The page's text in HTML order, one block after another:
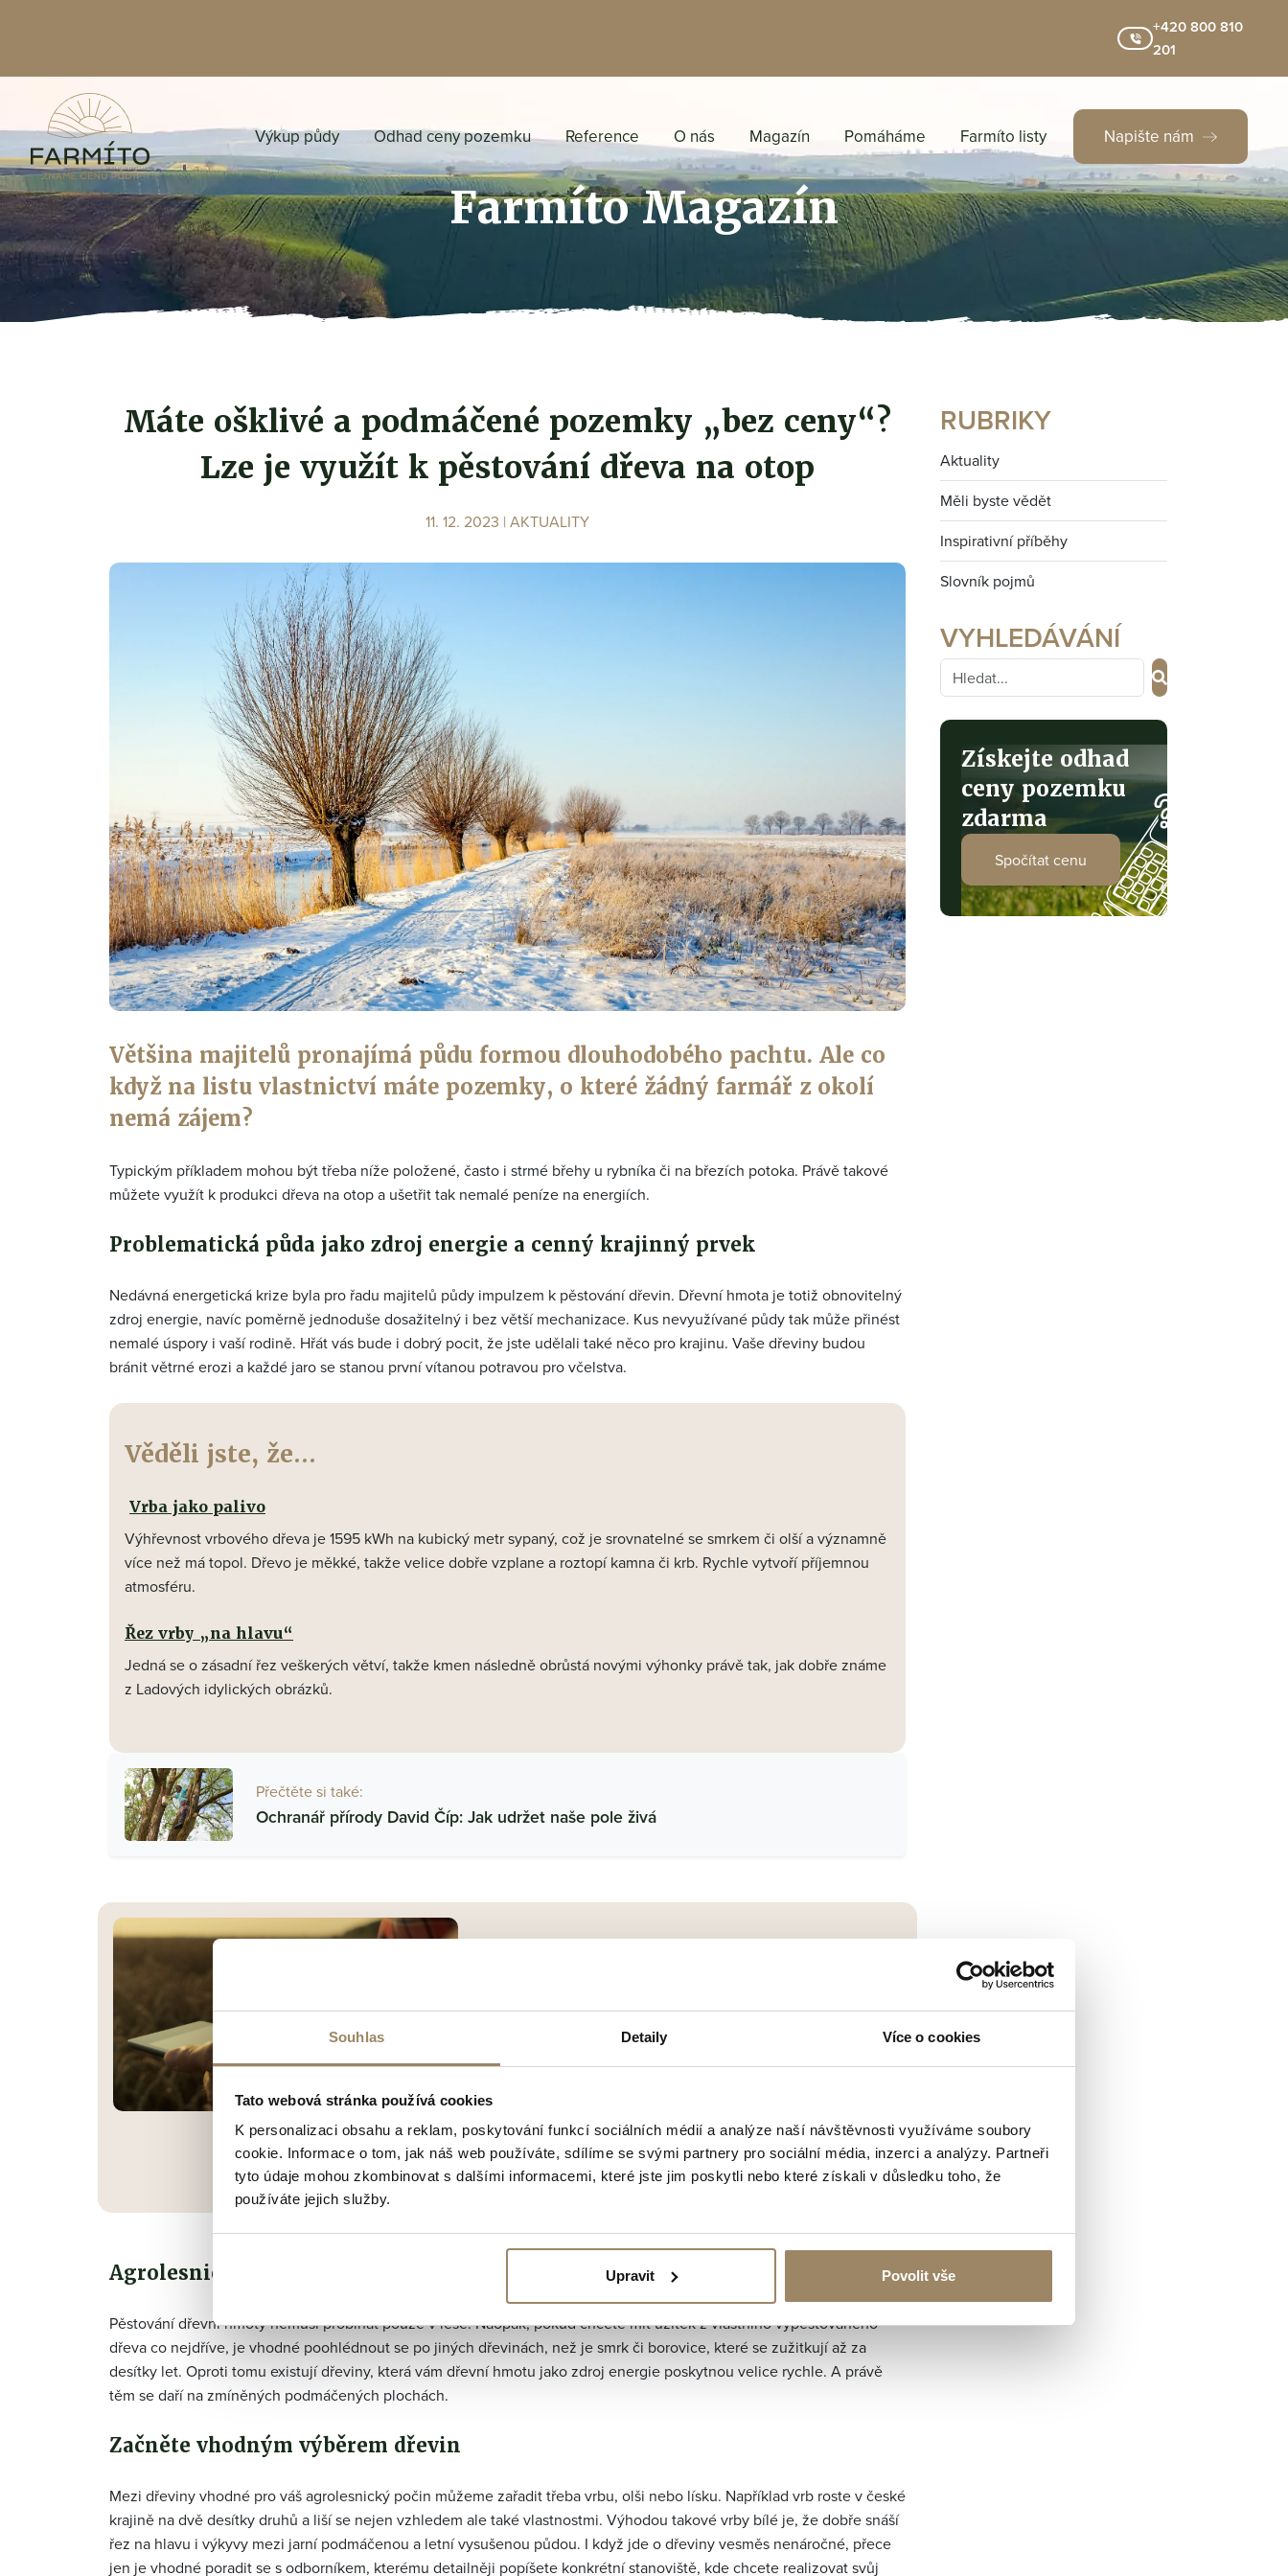
Souhlas Detaily Více o cookies
Tato webová stránka používá cookies
K personalizaci obsahu a reklam, poskytování funkcí sociálních médií a analýze naší návštěvnosti využíváme soubory
cookie. Informace o tom, jak náš web používáte, sdílíme se svými partnery pro sociální média, inzerci a analýzy. Partneři
tyto údaje mohou zkombinovat s dalšími informacemi, které jste jim poskytli nebo které získali v důsledku toho, že
používáte jejich služby.
Upravit Povolit vše
+420 800 810
201
Výkup půdy Odhad ceny pozemku Reference O nás Magazín Pomáháme Farmíto listy Napište nám
Farmíto Magazín
Máte ošklivé a podmáčené pozemky „bez ceny“?
Lze je využít k pěstování dřeva na otop
11. 12. 2023 | AKTUALITY
Většina majitelů pronajímá půdu formou dlouhodobého pachtu. Ale co
když na listu vlastnictví máte pozemky, o které žádný farmář z okolí
nemá zájem?
Typickým příkladem mohou být třeba níže položené, často i strmé břehy u rybníka či na březích potoka. Právě takové
můžete využít k produkci dřeva na otop a ušetřit tak nemalé peníze na energiích.
Problematická půda jako zdroj energie a cenný krajinný prvek
Nedávná energetická krize byla pro řadu majitelů půdy impulzem k pěstování dřevin. Dřevní hmota je totiž obnovitelný
zdroj energie, navíc poměrně jednoduše dosažitelný i bez větší mechanizace. Kus nevyužívané půdy tak může přinést
nemalé úspory i vaší rodině. Hřát vás bude i dobrý pocit, že jste udělali také něco pro krajinu. Vaše dřeviny budou
bránit větrné erozi a každé jaro se stanou první vítanou potravou pro včelstva.
Věděli jste, že...
Vrba jako palivo
Výhřevnost vrbového dřeva je 1595 kWh na kubický metr sypaný, což je srovnatelné se smrkem či olší a významně
více než má topol. Dřevo je měkké, takže velice dobře vzplane a roztopí kamna či krb. Rychle vytvoří příjemnou
atmosféru.
Řez vrby „na hlavu“
Jedná se o zásadní řez veškerých větví, takže kmen následně obrůstá novými výhonky právě tak, jak dobře známe
z Ladových idylických obrázků.
Přečtěte si také:
Ochranář přírody David Číp: Jak udržet naše pole živá
odhad ceny pozemku zdarma
nezávazně.
faktorů. Každý pozemek je unikátní, proto doporučujeme
využít služeb odborníků, a ne obecných kalkulaček.
Agrolesnictví – kouzelné slovíčko současnosti
Pěstování dřevní hmoty nemusí probíhat pouze v lese. Naopak, pokud chcete mít užitek z vlastního vypěstovaného
dřeva co nejdříve, je vhodné poohlédnout se po jiných dřevinách, než je smrk či borovice, které se zužitkují až za
desítky let. Oproti tomu existují dřeviny, která vám dřevní hmotu jako zdroj energie poskytnou velice rychle. A právě
těm se daří na zmíněných podmáčených plochách.
Začněte vhodným výběrem dřevin
Mezi dřeviny vhodné pro váš agrolesnický počin můžeme zařadit třeba vrbu, olši nebo lísku. Například vrb roste v české
krajině na dvě desítky druhů a liší se nejen vzhledem ale také vlastnostmi. Výhodou takové vrby bílé je, že dobře snáší
řez na hlavu i výkyvy mezi jarní podmáčenou a letní vysušenou půdou. I když jde o dřeviny vesměs nenáročné, přece
jen je vhodné poradit se s odborníkem, kterému detailněji popíšete konkrétní stanoviště, kde chcete realizovat svůj
RUBRIKY
Aktuality
Měli byste vědět
Inspirativní příběhy
Slovník pojmů
VYHLEDÁVÁNÍ
Získejte odhad
ceny pozemku
zdarma
Spočítat cenu